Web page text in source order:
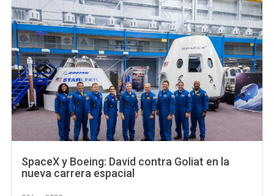
SpaceX y Boeing: David contra Goliat en la
nueva carrera espacial